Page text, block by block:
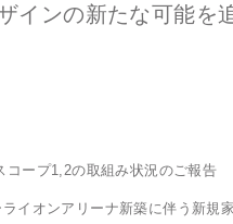
インの新たな可能を
ープ1,2の取組み状況のご報告
イオンアリーナ新築に伴う新規